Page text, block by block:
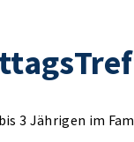
3 Jährigen im